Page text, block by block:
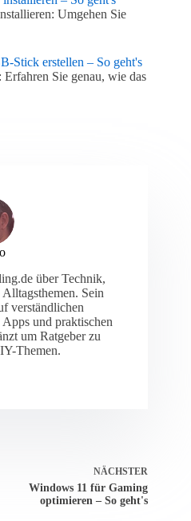
Umgehen Sie
Stick erstellen – So geht's
Sie genau, wie das
über Technik,
Sein
verständlichen
und praktischen
um Ratgeber zu
Themen.
NÄCHSTER
Windows 11 für Gaming
optimieren – So geht's